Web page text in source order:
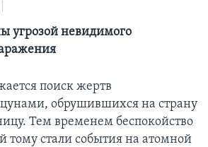
ПУТЕШЕСТВИЕ
ИСТОРИЯ
угрозой невидимого
поиск жертв
обрушившихся на страну
Тем временем беспокойство
тому стали события на атомной